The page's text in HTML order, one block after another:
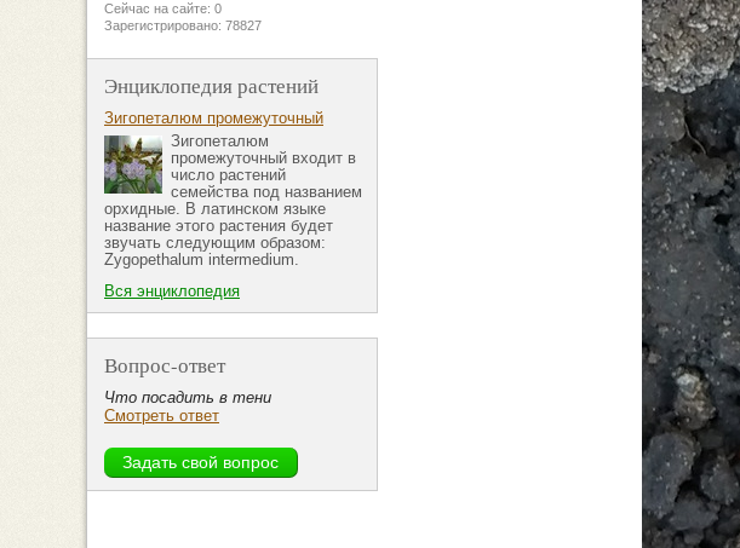
Сейчас на сайте: 0
Зарегистрировано: 78827
Энциклопедия растений
Зигопеталюм промежуточный
Зигопеталюм
промежуточный входит в
число растений
семейства под названием
орхидные. В латинском языке
название этого растения будет
звучать следующим образом:
Zygopethalum intermedium.
Вся энциклопедия
Вопрос-ответ
Что посадить в тени
Смотреть ответ